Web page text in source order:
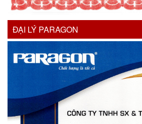
ĐẠI LÝ PARAGON